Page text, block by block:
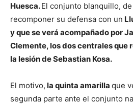
Huesca.El conjunto blanquillo,
recomponer su defensa con un
y que se verá acompañado por
Clemente, los dos centrales que
la lesión de Sebastian Kosa.
El motivo, la quinta amarilla que
segunda parte ante el conjunto